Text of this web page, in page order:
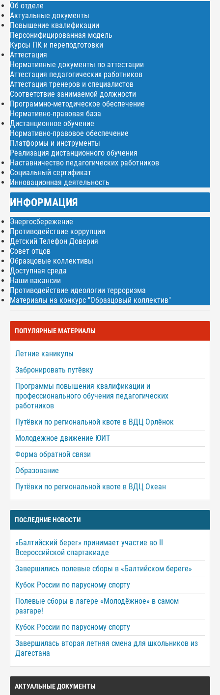
Об отделе
Актуальные документы
Повышение квалификации
Персонифицированная модель
Курсы ПК и переподготовки
Аттестация
Нормативные документы по аттестации
Аттестация педагогических работников
Аттестация тренеров и специалистов
Соответствие занимаемой должности
Программно-методическое обеспечение
Нормативно-правовая база
Дистанционное обучение
Нормативно-правовое обеспечение
Платформы и инструменты
Реализация дистанционного обучения
Наставничество педагогических работников
Социальный сертификат
Инновационная деятельность
ИНФОРМАЦИЯ
Энергосбережение
Противодействие коррупции
Детский Телефон Доверия
Совет отцов
Образцовые коллективы
Доступная среда
Наши вакансии
Противодействие идеологии терроризма
Материалы на конкурс "Образцовый коллектив"
ПОПУЛЯРНЫЕ МАТЕРИАЛЫ
Летние каникулы
Забронировать путёвку
Программы повышения квалификации и
профессионального обучения педагогических
работников
Путёвки по региональной квоте в ВДЦ Орлёнок
Молодежное движение ЮИТ
Форма обратной связи
Образование
Путёвки по региональной квоте в ВДЦ Океан
ПОСЛЕДНИЕ НОВОСТИ
«Балтийский берег» принимает участие во II
Всероссийской спартакиаде
Завершились полевые сборы в «Балтийском береге»
Кубок России по парусному спорту
Полевые сборы в лагере «Молодёжное» в самом
разгаре!
Кубок России по парусному спорту
Завершилась вторая летняя смена для школьников из
Дагестана
АКТУАЛЬНЫЕ ДОКУМЕНТЫ